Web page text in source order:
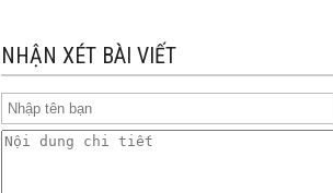
NHẬN XÉT BÀI VIẾT